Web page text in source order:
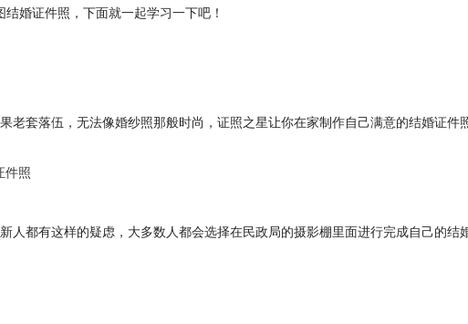
婚证件照，下面就一起学习一下吧！
套落伍，无法像婚纱照那般时尚，证照之星让你在家制作自己满意的结婚证件照
件照
人都有这样的疑虑，大多数人都会选择在民政局的摄影棚里面进行完成自己的结